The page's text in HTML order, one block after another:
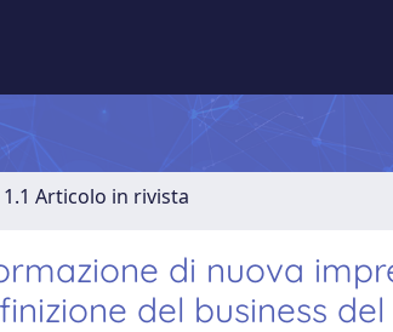
1.1 Articolo in rivista
di nuova
del business